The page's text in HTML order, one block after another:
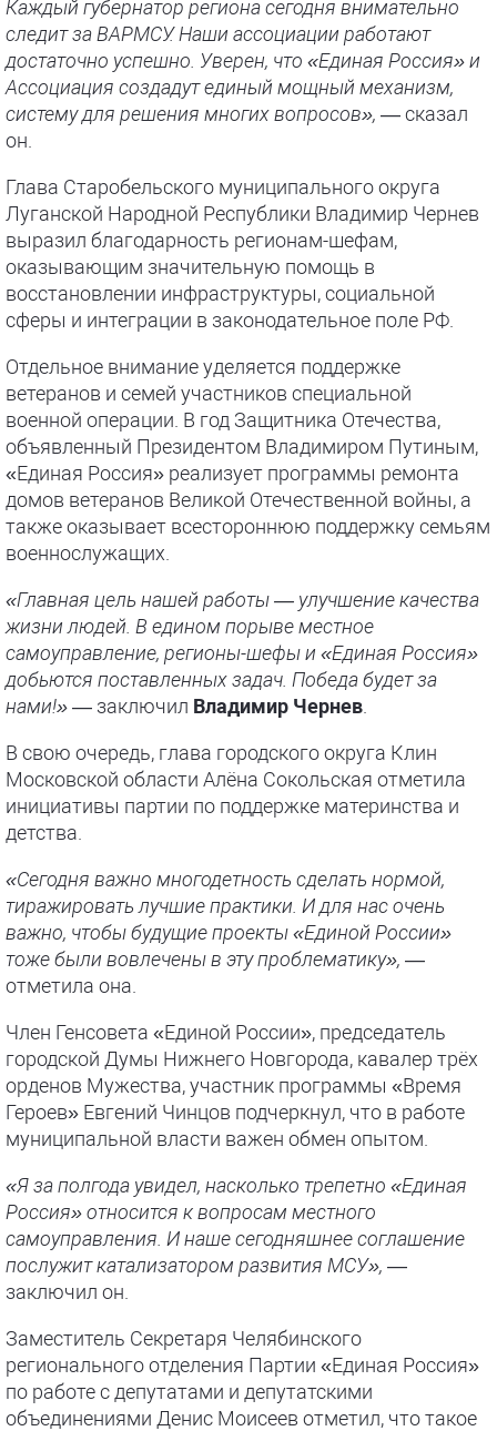
Каждый губернатор региона сегодня внимательно
следит за ВАРМСУ. Наши ассоциации работают
достаточно успешно. Уверен, что «Единая Россия» и
Ассоциация создадут единый мощный механизм,
систему для решения многих вопросов», — сказал
он.
Глава Старобельского муниципального округа
Луганской Народной Республики Владимир Чернев
выразил благодарность регионам-шефам,
оказывающим значительную помощь в
восстановлении инфраструктуры, социальной
сферы и интеграции в законодательное поле РФ.
Отдельное внимание уделяется поддержке
ветеранов и семей участников специальной
военной операции. В год Защитника Отечества,
объявленный Президентом Владимиром Путиным,
«Единая Россия» реализует программы ремонта
домов ветеранов Великой Отечественной войны, а
также оказывает всестороннюю поддержку семьям
военнослужащих.
«Главная цель нашей работы — улучшение качества
жизни людей. В едином порыве местное
самоуправление, регионы-шефы и «Единая Россия»
добьются поставленных задач. Победа будет за
нами!»— заключил Владимир Чернев
В свою очередь, глава городского округа Клин
Московской области Алёна Сокольская отметила
инициативы партии по поддержке материнства и
детства.
«Сегодня важно многодетность сделать нормой,
тиражировать лучшие практики. И для нас очень
важно, чтобы будущие проекты «Единой России»
тоже были вовлечены в эту проблематику», —
отметила она.
Член Генсовета «Единой России», председатель
городской Думы Нижнего Новгорода, кавалер трёх
орденов Мужества, участник программы «Время
Героев» Евгений Чинцов подчеркнул, что в работе
муниципальной власти важен обмен опытом.
«Я за полгода увидел, насколько трепетно «Единая
Россия» относится к вопросам местного
самоуправления. И наше сегодняшнее соглашение
послужит катализатором развития МСУ», —
заключил он.
Заместитель Секретаря Челябинского
регионального отделения Партии «Единая Россия»
по работе с депутатами и депутатскими
объединениями Денис Моисеев отметил, что такое